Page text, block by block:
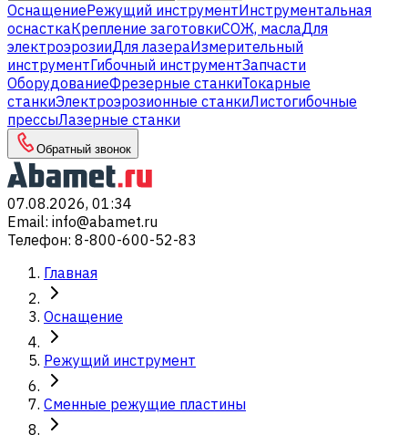
ОснащениеРежущий инструментИнструментальная
оснасткаКрепление заготовкиСОЖ, маслаДля
электроэрозииДля лазераИзмерительный
инструментГибочный инструментЗапчасти
ОборудованиеФрезерные станкиТокарные
станкиЭлектроэрозионные станкиЛистогибочные
прессыЛазерные станки
Обратный звонок
07.08.2026, 01:34
Email: info@abamet.ru
Телефон: 8-800-600-52-83
Главная
Оснащение
Режущий инструмент
Сменные режущие пластины